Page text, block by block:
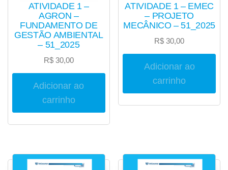
ATIVIDADE 1 –
AGRON –
FUNDAMENTO DE
GESTÃO AMBIENTAL
– 51_2025
R$30,00
Adicionar ao
carrinho
ATIVIDADE 1 – EMEC
– PROJETO
MECÂNICO – 51_2025
R$ 30,00
Adicionar ao
carrinho